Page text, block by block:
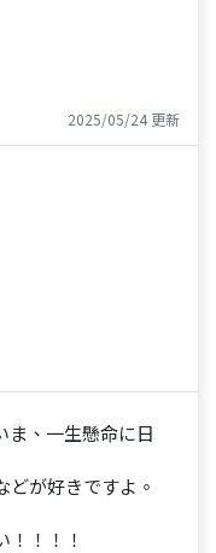
2025/05/24 更新
ま、一生懸命に日
が好きですよ。
！！！